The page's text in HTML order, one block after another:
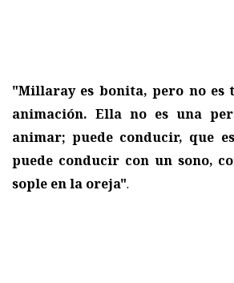
"Millaray es bonita, pero no es
animación. Ella no es una
animar; puede conducir, que
puede conducir con un sono,
sople en la oreja".